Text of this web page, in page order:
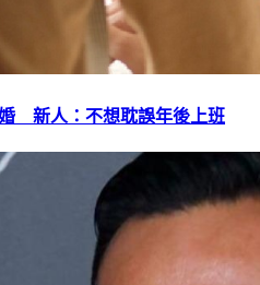
新人：不想耽誤年後上班